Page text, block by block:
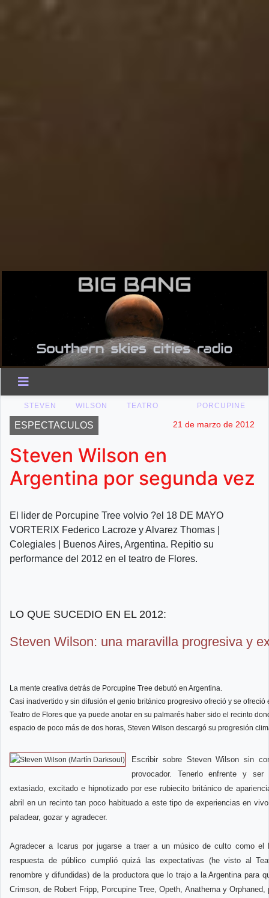
STEVEN WILSON TEATRO PORCUPINE
ESPECTACULOS 21 de marzo de 2012
Steven Wilson en
Argentina por segunda vez
El lider de Porcupine Tree volvio ?el 18 DE MAYO
VORTERIX Federico Lacroze y Alvarez Thomas |
Colegiales | Buenos Aires, Argentina. Repitio su
performance del 2012 en el teatro de Flores.
LO QUE SUCEDIO EN EL 2012:
Steven Wilson: una maravilla progresiva y
La mente creativa detrás de Porcupine Tree debutó en Argentina.
Casi inadvertido y sin difusión el genio británico progresivo ofreció y se
Teatro de Flores que ya puede anotar en su palmarés haber sido el recinto
espacio de poco más de dos horas, Steven Wilson descargó su progresión
Escribir sobre Steven Wilson sin
provocador. Tenerlo enfrente y
extasiado, excitado e hipnotizado por ese rubiecito británico de
abril en un recinto tan poco habituado a este tipo de experiencias en
paladear, gozar y agradecer.
Agradecer a Icarus por jugarse a traer a un músico de culto como el
respuesta de público cumplió quizá las expectativas (he visto al
renombre y difundidas) de la productora que lo trajo a la Argentina para
Crimson, de Robert Fripp, Porcupine Tree, Opeth, Anathema y Orphaned,